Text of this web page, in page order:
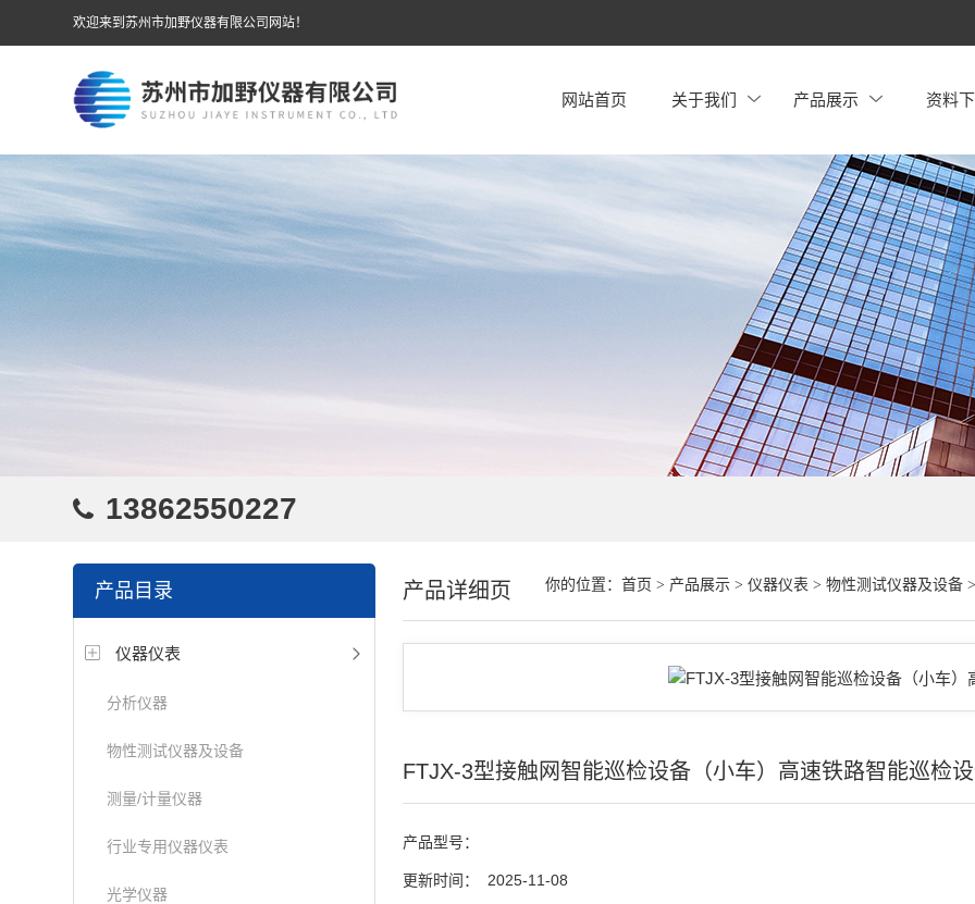
欢迎来到苏州市加野仪器有限公司网站！
网站首页 关于我们 产品展示 资料
13862550227
产品目录
仪器仪表
分析仪器
物性测试仪器及设备
测量/计量仪器
行业专用仪器仪表
光学仪器
你的位置： 首页 > 产品展示> 仪器仪表 > 物性测试仪器及设备
产品详细页
FTJX-3型接触网智能巡检设备（小车）高速铁路智能巡检
产品型号：
更新时间： 2025-11-08